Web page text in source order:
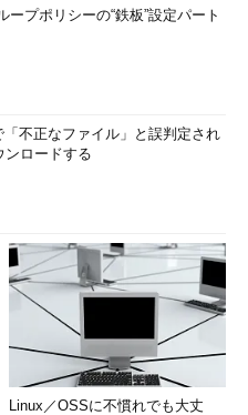
ープポリシーの“鉄板”設定パート
「不正なファイル」と誤判定され
ンロードする
Linux／OSSに不慣れでも大丈